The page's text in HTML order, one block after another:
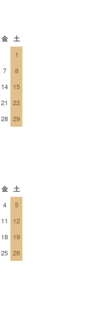
金
土
1
7
8
14 15
21
22
28 29
金
土
4
5
11
12
18 19
25 26